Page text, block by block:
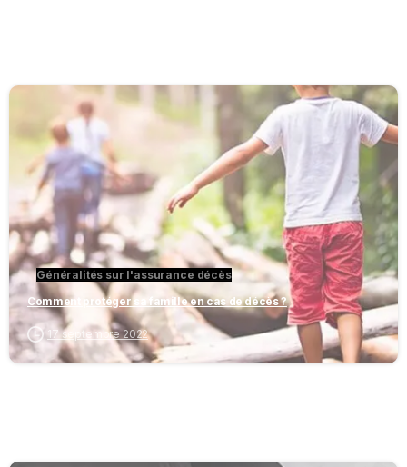
-
Généralités sur l'assurance décès
Comment protéger sa famille en cas de décès ?
17 septembre 2022